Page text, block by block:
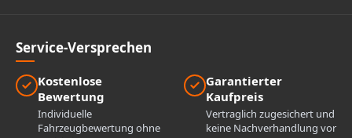
Service-Versprechen
Kostenlose
Bewertung
Individuelle
Fahrzeugbewertung ohne
Garantierter
Kaufpreis
Vertraglich zugesichert und
keine Nachverhandlung vor